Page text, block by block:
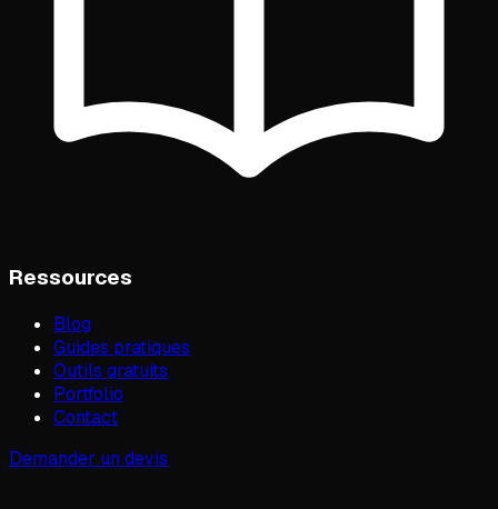
Ressources
Blog
Guides pratiques
Outils gratuits
Portfolio
Contact
Demander un devis